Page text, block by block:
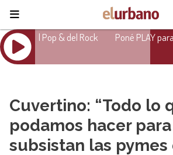
Cuvertino: “Todo lo
podamos hacer
subsistan las pymes